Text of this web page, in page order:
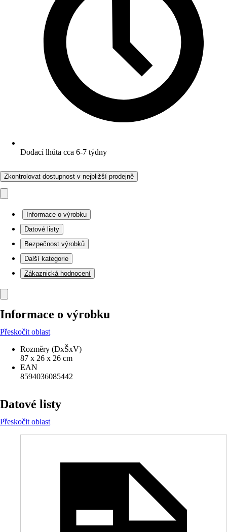
Dodací lhůta cca 6-7 týdny
Zkontrolovat dostupnost v nejbližší prodejně
Informace o výrobku
Datové listy
Bezpečnost výrobků
Další kategorie
Zákaznická hodnocení
Informace o výrobku
Přeskočit oblast
Rozměry (DxŠxV)
87 x 26 x 26 cm
EAN
8594036085442
Datové listy
Přeskočit oblast